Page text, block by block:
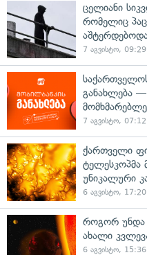
ცელიანი
რომელიც
7 აგვისტო, 09:29
განახლება
7 აგვისტო, 07:12
ქართველი
ტელესკოპმა
უნიკალური
6 აგვისტო, 17:20
როგორ უნდა
ახალი
6 აგვისტო, 15:36